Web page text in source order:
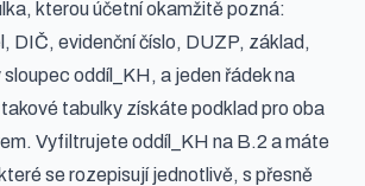
kterou účetní okamžitě pozná:
DIČ, evidenční číslo, DUZP, základ,
oddíl_KH, a jeden řádek na
tabulky získáte podklad pro oba
Vyfiltrujete oddíl_KH na B.2 a máte
se rozepisují jednotlivě, s přesně